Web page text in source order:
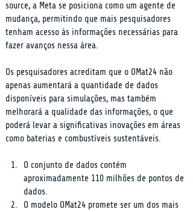
source, a Meta se posiciona como um agente de
mudança, permitindo que mais pesquisadores
tenham acesso às informações necessárias para
fazer avanços nessa área.
Os pesquisadores acreditam que o OMat24 não
apenas aumentará a quantidade de dados
disponíveis para simulações, mas também
melhorará a qualidade das informações, o que
poderá levar a significativas inovações em áreas
como baterias e combustíveis sustentáveis.
O conjunto de dados contém
aproximadamente 110 milhões de pontos de
dados.
O modelo OMat24 promete ser um dos mais